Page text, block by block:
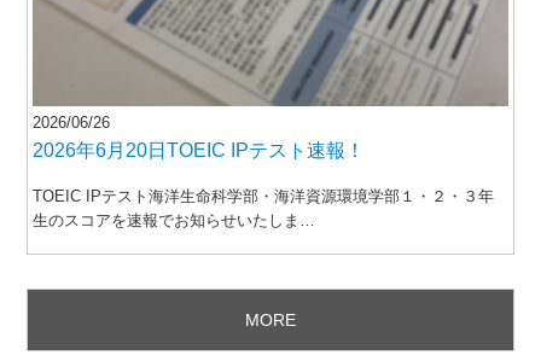
2026/06/26
2026年6月20日TOEIC IPテスト速報！
TOEIC IPテスト海洋生命科学部・海洋資源環境学部１・２・３年
生のスコアを速報でお知らせいたしま…
MORE